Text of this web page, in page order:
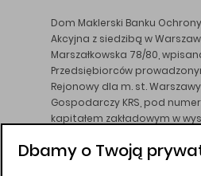
Dom Maklerski Banku
Akcyjna z siedzibą w
Marszałkowska 78/80,
Przedsiębiorców
Rejonowy dla m. st. Warszawy
Gospodarczy KRS, pod
kapitałem zakładowym w
DM BOŚ działa na podstawie
Dbamy o Twoją